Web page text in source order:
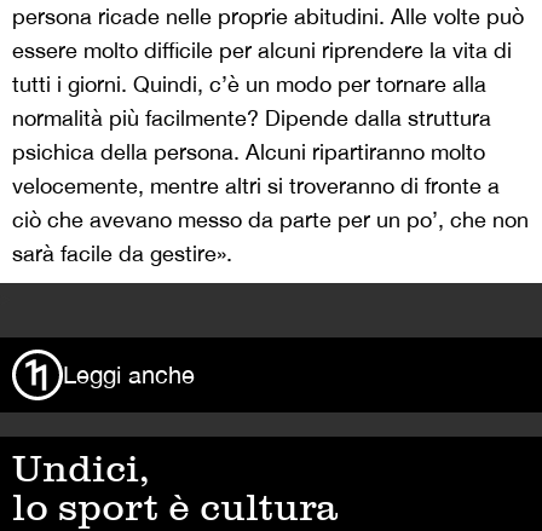
persona ricade nelle proprie abitudini. Alle volte può
essere molto difficile per alcuni riprendere la vita di
tutti i giorni. Quindi, c’è un modo per tornare alla
normalità più facilmente? Dipende dalla struttura
psichica della persona. Alcuni ripartiranno molto
velocemente, mentre altri si troveranno di fronte a
ciò che avevano messo da parte per un po’, che non
sarà facile da gestire».
Leggi anche
Undici,
lo sport è cultura